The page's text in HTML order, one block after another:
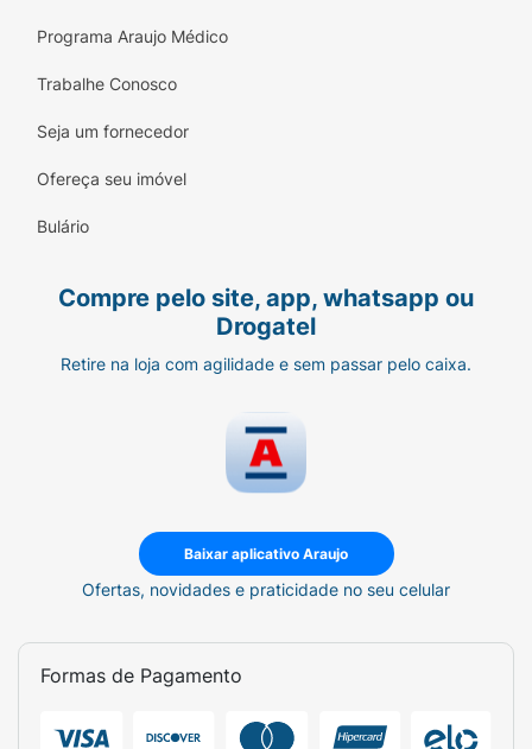
Programa Araujo Médico
Trabalhe Conosco
Seja um fornecedor
Ofereça seu imóvel
Bulário
Compre pelo site, app, whatsapp ou
Drogatel
Retire na loja com agilidade e sem passar pelo caixa.
Baixar aplicativo Araujo
Ofertas, novidades e praticidade no seu celular
Formas de Pagamento